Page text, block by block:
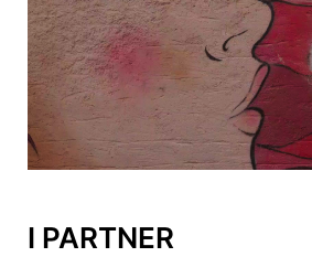
I PARTNER